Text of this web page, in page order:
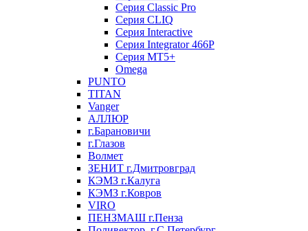
Серия Classic Pro
Серия CLIQ
Серия Interactive
Серия Integrator 466P
Серия MT5+
Omega
PUNTO
TITAN
Vanger
АЛЛЮР
г.Барановичи
г.Глазов
Волмет
ЗЕНИТ г.Дмитровград
КЭМЗ г.Калуга
КЭМЗ г.Ковров
VIRO
ПЕНЗМАШ г.Пенза